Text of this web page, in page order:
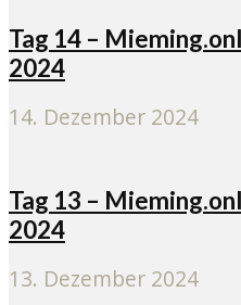
Tag 14 –
2024
14. Dezember 2024
Tag 13 –
2024
13. Dezember 2024